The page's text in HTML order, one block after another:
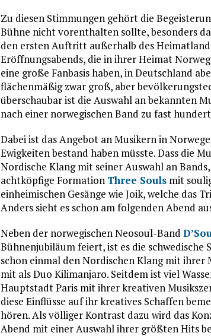
Zu diesen Stimmungen gehört die
Bühne nicht vorenthalten sollte, besonders
den ersten Auftritt außerhalb des
Eröffnungsabends, die in ihrer Heimat
eine große Fanbasis haben, in Deutschland
flächenmäßig zwar groß, aber
überschaubar ist die Auswahl an bekannten
nach einer norwegischen Band zu fast
Dabei ist das Angebot an Musikern in
Ewigkeiten bestand haben müsste. Dass die
Nordische Klang mit seiner Auswahl an
achtköpfige Formation Three Souls mit
einheimischen Gesänge wie Joik, welche das
Anders sieht es schon am folgenden Abend
Neben der norwegischen Neosoul-Band
Bühnenjubiläum feiert, ist es die schwedische
schon einmal den Nordischen Klang mit ihrer
mit als Duo Kilimanjaro. Seitdem ist viel
Hauptstadt Paris mit ihrer kreativen
diese Einflüsse auf ihr kreatives Schaffen
hören. Als völliger Kontrast dazu wird das
Abend mit einer Auswahl ihrer größten Hits